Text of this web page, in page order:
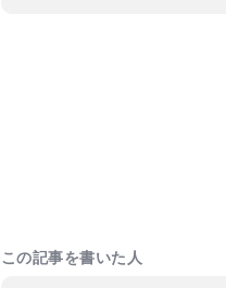
この記事を書いた人